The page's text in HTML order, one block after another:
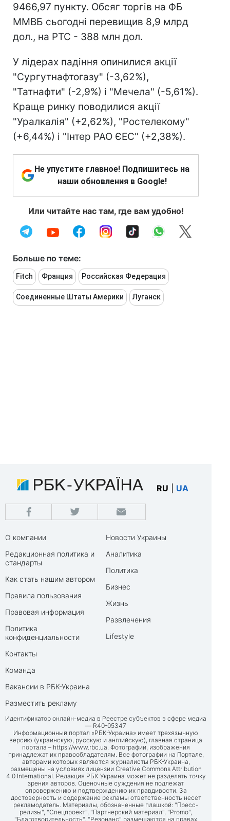
9466,97 пункту. Обсяг торгів на ФБ
ММВБ сьогодні перевищив 8,9 млрд
дол., на РТС - 388 млн дол.
У лідерах падіння опинилися акції
"Сургутнафтогазу" (-3,62%),
"Татнафти" (-2,9%) і "Мечела" (-5,61%).
Краще ринку поводилися акції
"Уралкалія" (+2,62%), "Ростелекому"
(+6,44%) і "Інтер РАО ЄЕС" (+2,38%).
Не упустите главное! Подпишитесь на
наши обновления в Google!
Или читайте нас там, где вам удобно!
Больше по теме:
Fitch Франция Российская Федерация
Соединенные Штаты Америки Луганск
RU UA
О компании
Редакционная политика и
стандарты
Как стать нашим автором
Правила пользования
Правовая информация
Политика
конфиденциальности
Контакты
Команда
Вакансии в РБК-Украина
Разместить рекламу
Новости Украины
Аналитика
Политика
Бизнес
Жизнь
Развлечения
Lifestyle
Идентификатор онлайн-медиа в Реестре субъектов в сфере медиа
— R40-05347
Информационный портал «РБК-Украина» имеет трехязычную
версию (украинскую, русскую и английскую), главная страница
портала – https://www.rbc.ua. Фотографии, изображения
принадлежат их правообладателям. Все фотографии на Портале,
авторами которых являются журналисты РБК-Украина,
размещены на условиях лицензии Creative Commons Attribution
4.0 International. Редакция РБК-Украина может не разделять точку
зрения авторов. Оценочные суждения не подлежат
опровержению и подтверждению их правдивости. За
достоверность и содержание рекламы ответственность несет
рекламодатель. Материалы, обозначенные плашкой: "Пресс-
релизы", "Спецпроект", "Партнерский материал", "Promo",
"Благотворительность", "Резонанс" размещаются на правах